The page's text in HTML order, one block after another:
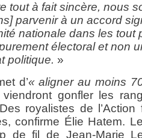
tout à fait sincère, nous
parvenir à un accord
nationale dans les tout
électoral et non
politique. »
d’« aligner au moins
viendront gonfler les
Des royalistes de
confirme Élie Hatem.
de fil de Jean-Marie